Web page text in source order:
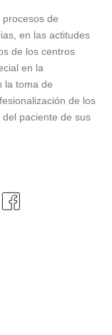
de
en las actitudes
de los centros
en la
la toma de
de los
paciente de sus